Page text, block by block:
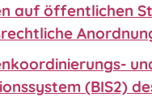
auf öffentlichen
(BIS2)